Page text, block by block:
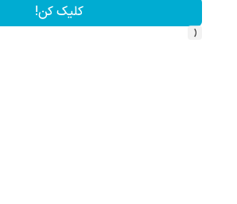
کلیک کن!
‹